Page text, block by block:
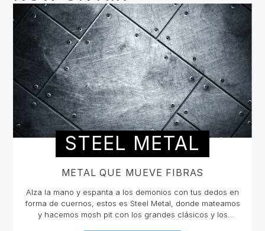
STEEL METAL
METAL QUE MUEVE FIBRAS
Alza la mano y espanta a los demonios con tus dedos en
forma de cuernos, estos es Steel Metal, donde mateamos
y hacemos mosh pit con los grandes clásicos y los